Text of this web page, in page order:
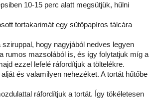
10-15 perc alatt megsütjük, hűlni
tortakarimát egy sütőpapíros tálcára
hogy nagyjából nedves legyen
rumos mazsolából is, és így folytatjuk míg a
ezzel lefelé ráfordítjuk a töltelékre.
és valamilyen nehezéket. A tortát hűtőbe
ráfordítjuk a tortát. Így tökéletesen